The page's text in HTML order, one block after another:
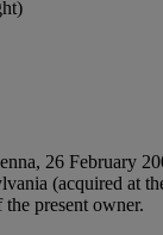
26 February
(acquired at
present owner.